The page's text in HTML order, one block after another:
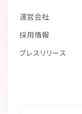
運営会社
採用情報
プレスリリース